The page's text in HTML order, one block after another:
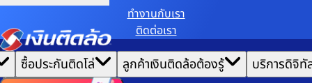
ทํางานกับเรา
ติดต่อเรา
|
ซื้อประกันติดโล่ ลูกค้าเงินติดล้อต้องรู้ บริการดิจิทั
หน้าแรก
ข่าวสาร
เราขอเก็บข้อมูลตาม นโยบายการใช้คุกกี้ เพื่อมอบประสบการณ์การใช้งานเว็บไซต์ที่ดีที่สุดให้
คุณ
ตั้งค่าคุกกี้ ยอมรับคุกกี้ทั้งหมด